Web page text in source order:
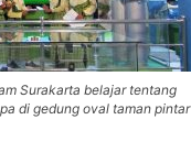
Surakarta belajar tentang
di gedung oval taman pintar